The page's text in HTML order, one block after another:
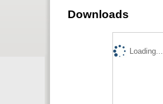
Downloads
Loading...